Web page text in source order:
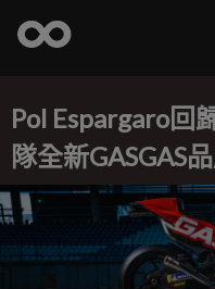
Pol Espargaro回
隊全新GASGAS